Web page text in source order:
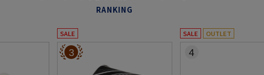
RANKING
SALE
3
SALE OUTLET
4